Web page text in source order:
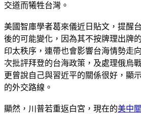
交道而犧牲台灣。
美國智庫學者葛來儀近日貼文，提醒
後的可能變化，因為其不按牌理出牌
印太秩序，連帶也會影響台海情勢走
次批評拜登的台海政策，及處理俄烏
更曾說自己與習近平的關係很好，顯
的外交路線。
顯然，川普若重返白宮，現在的美中